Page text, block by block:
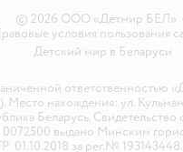
© 2026 ООО «Детмир БЕЛ»
условия пользования
Детский мир в Беларуси
нахождения: ул.
Беларусь. Свидетельство
выдано Минским
01.10.2018 за рег.№